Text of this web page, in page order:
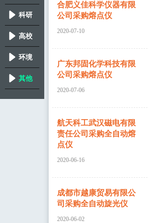
科研
院所 高校
环境
分析 其他
合肥义佳科学仪器有限
公司采购熔点仪
2020-07-10
广东邦固化学科技有限
公司采购熔点仪
2020-07-06
航天科工武汉磁电有限
责任公司采购全自动熔
点仪
2020-06-16
成都市越康贸易有限公
司采购全自动旋光仪
2020-06-02